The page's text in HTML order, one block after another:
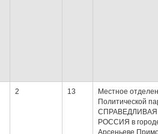
2 13
Местное
Политической
СПРАВЕДЛИВАЯ
РОССИЯ в
Арсеньеве